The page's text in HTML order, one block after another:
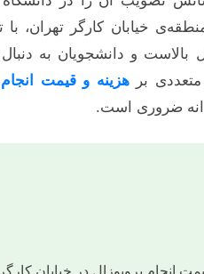
خیابان کارگر تهران،
بالاست و دانشجویان به
متعددی برهزینه و قیمت انجام
ضروری است.